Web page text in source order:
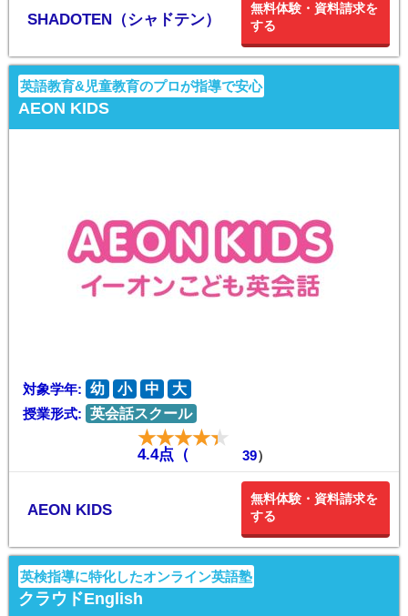
SHADOTEN（シャドテン）
無料体験・資料請求を
する
英語教育&児童教育のプロが指導で安心
AEON KIDS
対象学年: 幼 小 中
大
授業形式: 英会話スクール
4.4点（ 39）
AEON KIDS
無料体験・資料請求を
する
英検指導に特化したオンライン英語塾
クラウドEnglish